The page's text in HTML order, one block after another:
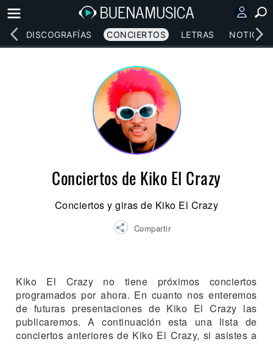
DISCOGRAFÍAS CONCIERTOS LETRAS NOTICIAS
Conciertos de Kiko El Crazy
Conciertos y giras de Kiko El Crazy
Compartir
Kiko El Crazy no tiene próximos conciertos
programados por ahora. En cuanto nos enteremos
de futuras presentaciones de Kiko El Crazy las
publicaremos. A continuación esta una lista de
conciertos anteriores de Kiko El Crazy, si asistes a